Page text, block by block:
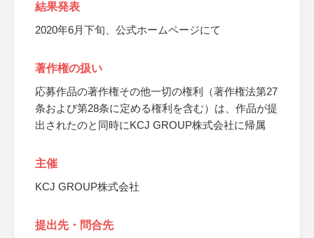
結果発表
2020年6月下旬、公式ホームページにて
著作権の扱い
応募作品の著作権その他一切の権利（著作権法第27
条および第28条に定める権利を含む）は、作品が提
出されたのと同時にKCJ GROUP株式会社に帰属
主催
KCJ GROUP株式会社
提出先・問合先